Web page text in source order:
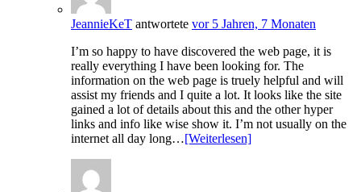
JeannieKeT antwortete vor 5 Jahren, 7 Monaten
I’m so happy to have discovered the web page, it is
really everything I have been looking for. The
information on the web page is truely helpful and will
assist my friends and I quite a lot. It looks like the site
gained a lot of details about this and the other hyper
links and info like wise show it. I’m not usually on the
internet all day long…[Weiterlesen]